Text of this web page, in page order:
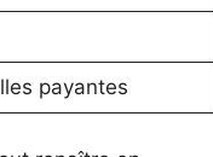
payantes